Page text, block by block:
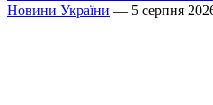
Новини України — 5 серпня